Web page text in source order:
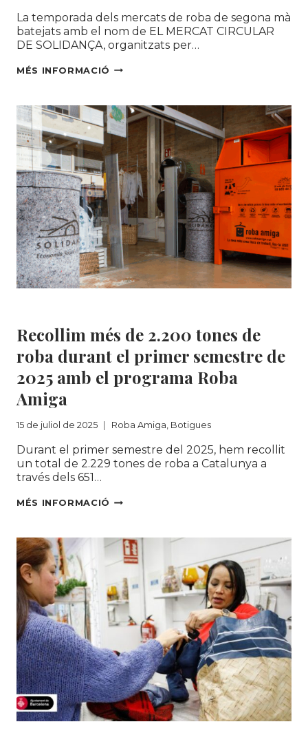
La temporada dels mercats de roba de segona mà
batejats amb el nom de EL MERCAT CIRCULAR
DE SOLIDANÇA, organitzats per…
MÉS INFORMACIÓ FINALITZA
LA
PRIMERA
TEMPORADA
DELS
MERCATS
DE
ROBA
DE
SEGONA
MÀ
DE
SOLIDANÇA
/
ROBA
Recollim més de 2.200 tones de
roba durant el primer semestre de
2025 amb el programa Roba
Amiga
15 de juliol de 2025 Roba Amiga, Botigues
Durant el primer semestre del 2025, hem recollit
un total de 2.229 tones de roba a Catalunya a
través dels 651…
MÉS INFORMACIÓ RECOLLIM
2.200
TONES
ROBA
DURANT
EL
PRIMER
SEMESTRE
DE
2025
AMB
EL
PROGRAMA
ROBA